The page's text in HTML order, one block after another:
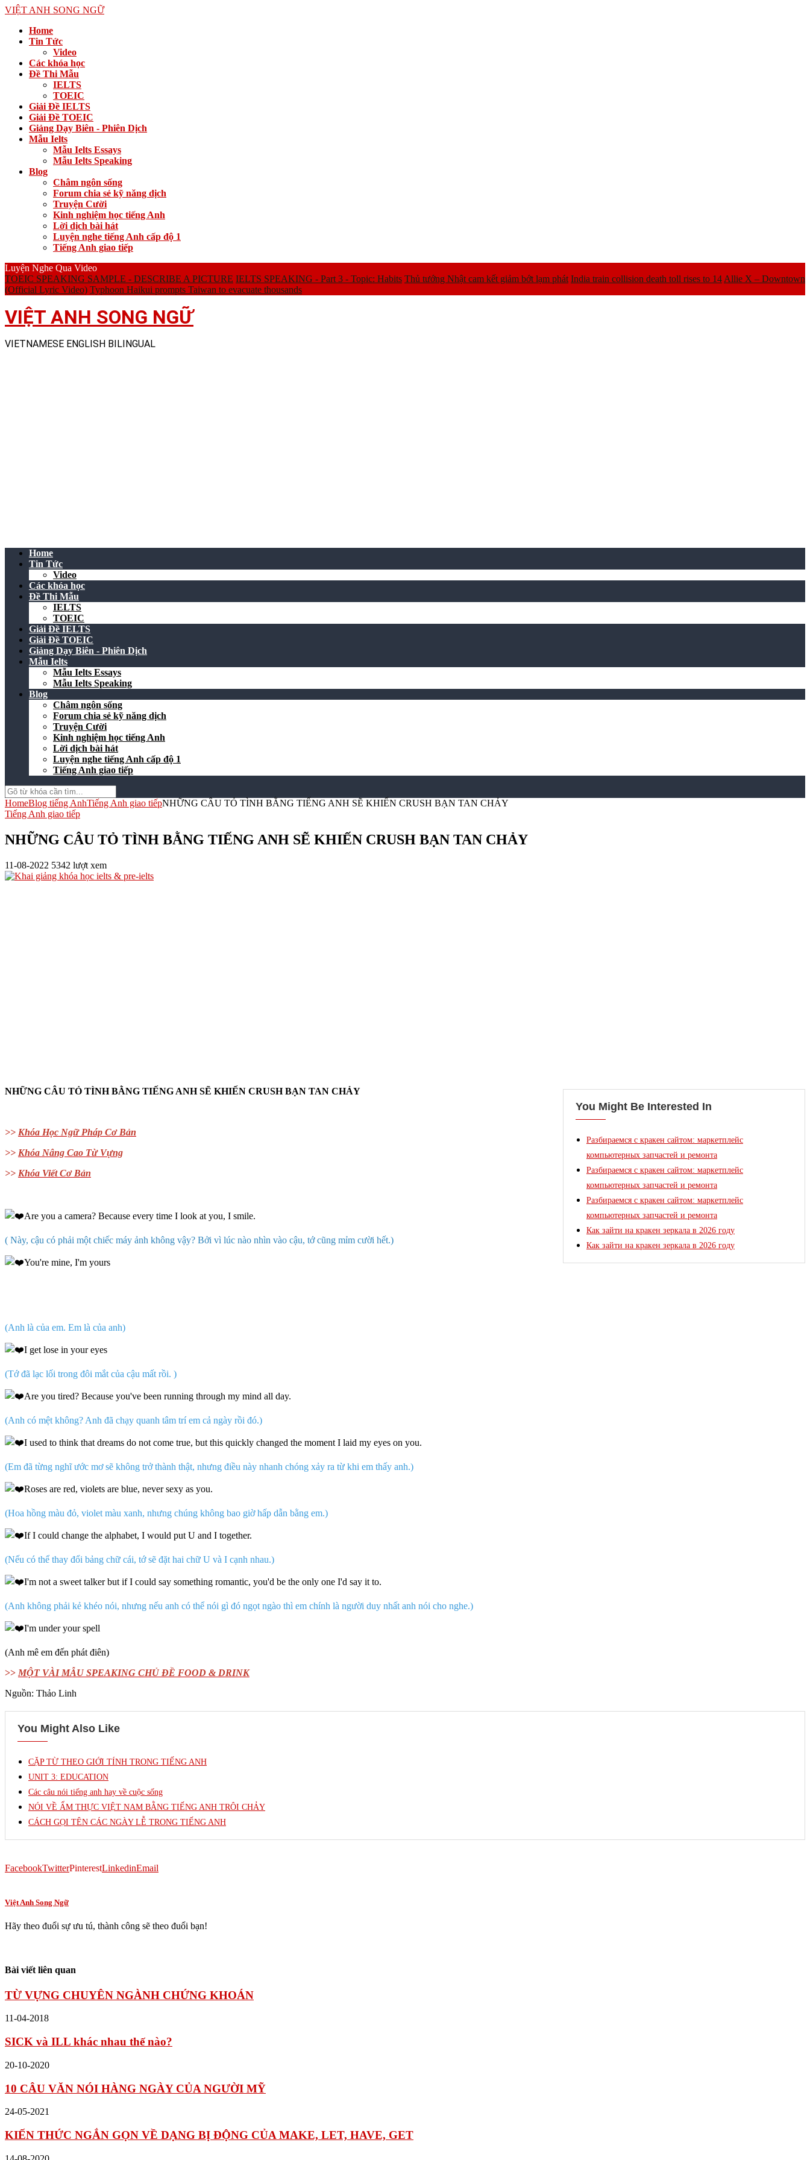
VIỆT ANH SONG NGỮ
Home
Tin Tức
Video
Các khóa học
Đề Thi Mẫu
IELTS
TOEIC
Giải Đề IELTS
Giải Đề TOEIC
Giảng Dạy Biên - Phiên Dịch
Mẫu Ielts
Mẫu Ielts Essays
Mẫu Ielts Speaking
Blog
Châm ngôn sống
Forum chia sẻ kỹ năng dịch
Truyện Cười
Kinh nghiệm học tiếng Anh
Lời dịch bài hát
Luyện nghe tiếng Anh cấp độ 1
Tiếng Anh giao tiếp
Luyện Nghe Qua Video
TOEIC SPEAKING SAMPLE - DESCRIBE A PICTURE IELTS SPEAKING - Part 3 - Topic: Habits Thủ tướng Nhật cam kết giảm bớt lạm phát India train collision death toll rises to 14 Allie X – Downtown
(Official Lyric Video) Typhoon Haikui prompts Taiwan to evacuate thousands
VIỆT ANH SONG NGỮ
VIETNAMESE ENGLISH BILINGUAL
Home
Tin Tức
Video
Các khóa học
Đề Thi Mẫu
IELTS
TOEIC
Giải Đề IELTS
Giải Đề TOEIC
Giảng Dạy Biên - Phiên Dịch
Mẫu Ielts
Mẫu Ielts Essays
Mẫu Ielts Speaking
Blog
Châm ngôn sống
Forum chia sẻ kỹ năng dịch
Truyện Cười
Kinh nghiệm học tiếng Anh
Lời dịch bài hát
Luyện nghe tiếng Anh cấp độ 1
Tiếng Anh giao tiếp
HomeBlog tiếng AnhTiếng Anh giao tiếpNHỮNG CÂU TỎ TÌNH BẰNG TIẾNG ANH SẼ KHIẾN CRUSH BẠN TAN CHẢY
Tiếng Anh giao tiếp
NHỮNG CÂU TỎ TÌNH BẰNG TIẾNG ANH SẼ KHIẾN CRUSH BẠN TAN CHẢY
11-08-2022 5342 lượt xem
You Might Be Interested In
Разбираемся с кракен сайтом: маркетплейс
компьютерных запчастей и ремонта
Разбираемся с кракен сайтом: маркетплейс
компьютерных запчастей и ремонта
Разбираемся с кракен сайтом: маркетплейс
компьютерных запчастей и ремонта
Как зайти на кракен зеркала в 2026 году
Как зайти на кракен зеркала в 2026 году
NHỮNG CÂU TỎ TÌNH BẰNG TIẾNG ANH SẼ KHIẾN CRUSH BẠN TAN CHẢY
>> Khóa Học Ngữ Pháp Cơ Bản
>> Khóa Nâng Cao Từ Vựng
>> Khóa Viết Cơ Bản
Are you a camera? Because every time I look at you, I smile.
( Này, cậu có phải một chiếc máy ảnh không vậy? Bởi vì lúc nào nhìn vào cậu, tớ cũng mỉm cười hết.)
You're mine, I'm yours
(Anh là của em. Em là của anh)
I get lose in your eyes
(Tớ đã lạc lối trong đôi mắt của cậu mất rồi. )
Are you tired? Because you've been running through my mind all day.
(Anh có mệt không? Anh đã chạy quanh tâm trí em cả ngày rồi đó.)
I used to think that dreams do not come true, but this quickly changed the moment I laid my eyes on you.
(Em đã từng nghĩ ước mơ sẽ không trở thành thật, nhưng điều này nhanh chóng xảy ra từ khi em thấy anh.)
Roses are red, violets are blue, never sexy as you.
(Hoa hồng màu đỏ, violet màu xanh, nhưng chúng không bao giờ hấp dẫn bằng em.)
If I could change the alphabet, I would put U and I together.
(Nếu có thể thay đổi bảng chữ cái, tớ sẽ đặt hai chữ U và I cạnh nhau.)
I'm not a sweet talker but if I could say something romantic, you'd be the only one I'd say it to.
(Anh không phải kẻ khéo nói, nhưng nếu anh có thể nói gì đó ngọt ngào thì em chính là người duy nhất anh nói cho nghe.)
I'm under your spell
(Anh mê em đến phát điên)
>> MỘT VÀI MẪU SPEAKING CHỦ ĐỀ FOOD & DRINK
Nguồn: Thảo Linh
You Might Also Like
CẶP TỪ THEO GIỚI TÍNH TRONG TIẾNG ANH
UNIT 3: EDUCATION
Các câu nói tiếng anh hay về cuộc sống
NÓI VỀ ẨM THỰC VIỆT NAM BẰNG TIẾNG ANH TRÔI CHẢY
CÁCH GỌI TÊN CÁC NGÀY LỄ TRONG TIẾNG ANH
FacebookTwitterPinterestLinkedinEmail
Việt Anh Song Ngữ
Hãy theo đuổi sự ưu tú, thành công sẽ theo đuổi bạn!
Bài viết liên quan
TỪ VỰNG CHUYÊN NGÀNH CHỨNG KHOÁN
11-04-2018
SICK và ILL khác nhau thế nào?
20-10-2020
10 CÂU VĂN NÓI HÀNG NGÀY CỦA NGƯỜI MỸ
24-05-2021
KIẾN THỨC NGẮN GỌN VỀ DẠNG BỊ ĐỘNG CỦA MAKE, LET, HAVE, GET